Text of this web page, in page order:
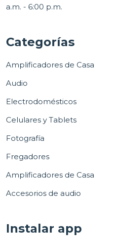
a.m. - 6:00 p.m.
Categorías
Amplificadores de Casa
Audio
Electrodomésticos
Celulares y Tablets
Fotografía
Fregadores
Amplificadores de Casa
Accesorios de audio
Instalar app